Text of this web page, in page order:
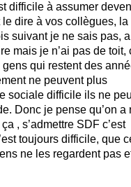
difficile à assumer
dire à vos collègues, la
suivant je ne sais pas,
mais je n’ai pas de toit,
qui restent des
ne peuvent plus
sociale difficile ils ne
Donc je pense qu’on a
, s’admettre SDF c’est
toujours difficile, que
ne les regardent pas